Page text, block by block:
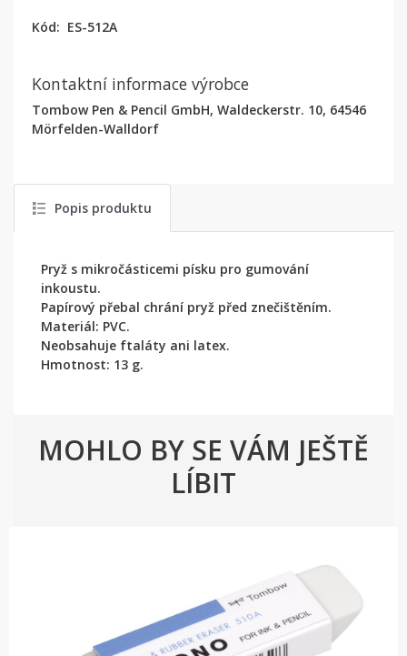
Kód: ES-512A
Kontaktní informace výrobce
Tombow Pen & Pencil GmbH, Waldeckerstr. 10, 64546
Mörfelden-Walldorf
Popis produktu
Pryž s mikročásticemi písku pro gumování
inkoustu.
Papírový přebal chrání pryž před znečištěním.
Materiál: PVC.
Neobsahuje ftaláty ani latex.
Hmotnost: 13 g.
MOHLO BY SE VÁM JEŠTĚ
LÍBIT